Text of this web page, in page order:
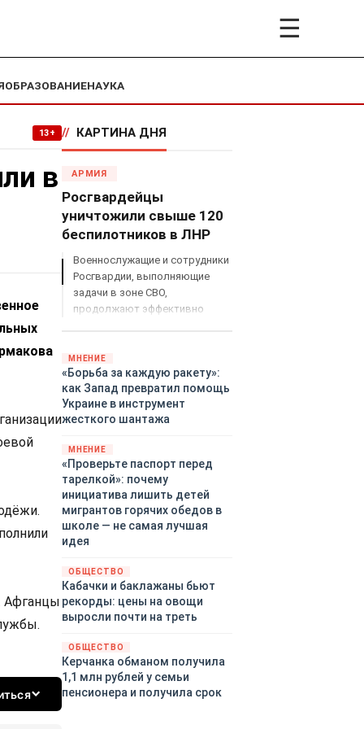
☰
ОБРАЗОВАНИЕНАУКА
13+
в
Афганцы
// КАРТИНА ДНЯ
АРМИЯ
Росгвардейцы
уничтожили свыше 120
беспилотников в ЛНР
Военнослужащие и сотрудники
Росгвардии, выполняющие
задачи в зоне СВО,
продолжают эффективно
МНЕНИЕ
«Борьба за каждую ракету»:
как Запад превратил помощь
Украине в инструмент
жесткого шантажа
МНЕНИЕ
«Проверьте паспорт перед
тарелкой»: почему
инициатива лишить детей
мигрантов горячих обедов в
школе — не самая лучшая
идея
ОБЩЕСТВО
Кабачки и баклажаны бьют
рекорды: цены на овощи
выросли почти на треть
ОБЩЕСТВО
Керчанка обманом получила
1,1 млн рублей у семьи
пенсионера и получила срок